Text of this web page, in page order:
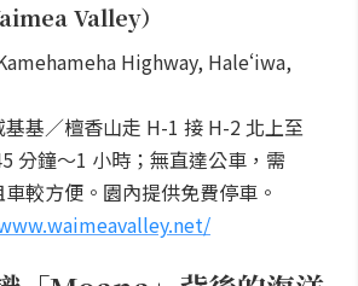
Valley）
Highway, Haleʻiwa,
基／檀香山走 H-1 接 H-2 北上至
分鐘～1 小時；無直達公車，需
較方便。園內提供免費停車。